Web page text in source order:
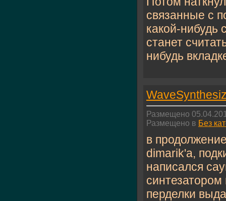
связанные с
какой-нибудь
станет
нибудь
Размещено
Размещено в Без
в
dimarik'а,
написался
перделки